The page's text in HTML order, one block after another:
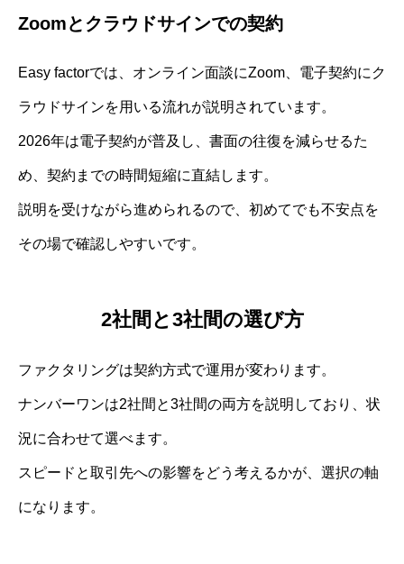
Zoomとクラウドサインでの契約
Easy factorでは、オンライン面談にZoom、電子契約にク
ラウドサインを用いる流れが説明されています。
2026年は電子契約が普及し、書面の往復を減らせるた
め、契約までの時間短縮に直結します。
説明を受けながら進められるので、初めてでも不安点を
その場で確認しやすいです。
2社間と3社間の選び方
ファクタリングは契約方式で運用が変わります。
ナンバーワンは2社間と3社間の両方を説明しており、状
況に合わせて選べます。
スピードと取引先への影響をどう考えるかが、選択の軸
になります。